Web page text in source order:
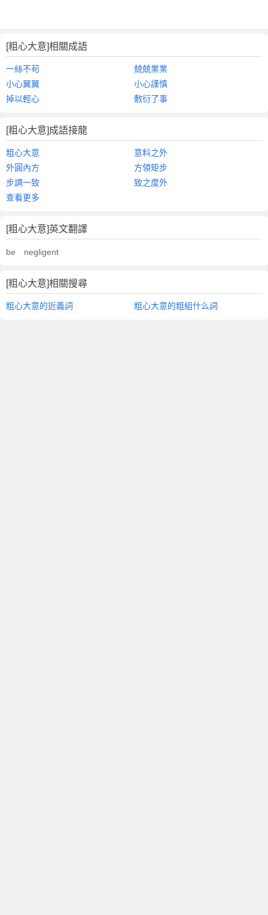
[粗心大意]相關成語
一絲不苟
兢兢業業
小心翼翼
小心謹慎
掉以輕心
敷衍了事
[粗心大意]成語接龍
粗心大意
意料之外
外圓內方
方領矩步
步調一致
致之度外
查看更多
[粗心大意]英文翻譯
be negligent
[粗心大意]相關搜尋
粗心大意的近義詞 粗心大意的粗組什么詞